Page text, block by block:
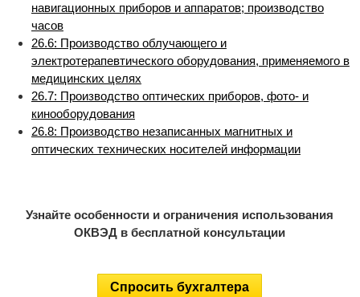
навигационных приборов и аппаратов; производство
часов
26.6: Производство облучающего и
электротерапевтического оборудования, применяемого в
медицинских целях
26.7: Производство оптических приборов, фото- и
кинооборудования
26.8: Производство незаписанных магнитных и
оптических технических носителей информации
Узнайте особенности и ограничения использования
ОКВЭД в бесплатной консультации
Спросить бухгалтера